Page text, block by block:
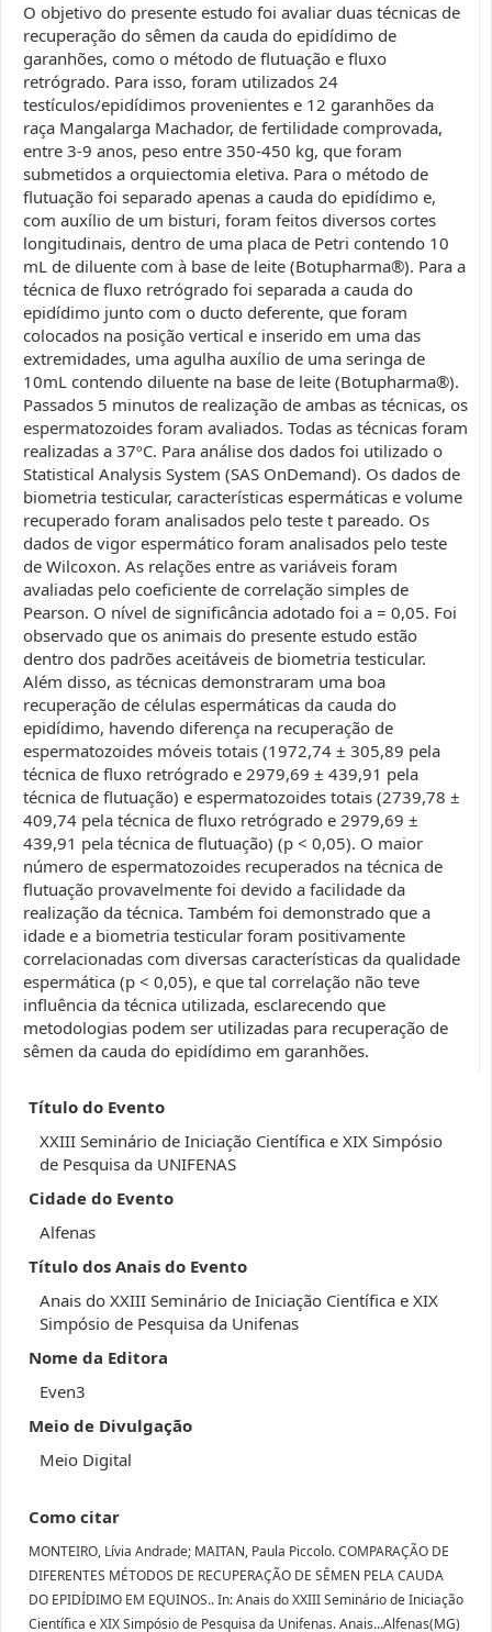
O objetivo do presente estudo foi avaliar duas técnicas de
recuperação do sêmen da cauda do epidídimo de
garanhões, como o método de flutuação e fluxo
retrógrado. Para isso, foram utilizados 24
testículos/epidídimos provenientes e 12 garanhões da
raça Mangalarga Machador, de fertilidade comprovada,
entre 3-9 anos, peso entre 350-450 kg, que foram
submetidos a orquiectomia eletiva. Para o método de
flutuação foi separado apenas a cauda do epidídimo e,
com auxílio de um bisturi, foram feitos diversos cortes
longitudinais, dentro de uma placa de Petri contendo 10
mL de diluente com à base de leite (Botupharma®). Para a
técnica de fluxo retrógrado foi separada a cauda do
epidídimo junto com o ducto deferente, que foram
colocados na posição vertical e inserido em uma das
extremidades, uma agulha auxílio de uma seringa de
10mL contendo diluente na base de leite (Botupharma®).
Passados 5 minutos de realização de ambas as técnicas, os
espermatozoides foram avaliados. Todas as técnicas foram
realizadas a 37ºC. Para análise dos dados foi utilizado o
Statistical Analysis System (SAS OnDemand). Os dados de
biometria testicular, características espermáticas e volume
recuperado foram analisados pelo teste t pareado. Os
dados de vigor espermático foram analisados pelo teste
de Wilcoxon. As relações entre as variáveis foram
avaliadas pelo coeficiente de correlação simples de
Pearson. O nível de significância adotado foi a = 0,05. Foi
observado que os animais do presente estudo estão
dentro dos padrões aceitáveis de biometria testicular.
Além disso, as técnicas demonstraram uma boa
recuperação de células espermáticas da cauda do
epidídimo, havendo diferença na recuperação de
espermatozoides móveis totais (1972,74 ± 305,89 pela
técnica de fluxo retrógrado e 2979,69 ± 439,91 pela
técnica de flutuação) e espermatozoides totais (2739,78 ±
409,74 pela técnica de fluxo retrógrado e 2979,69 ±
439,91 pela técnica de flutuação) (p < 0,05). O maior
número de espermatozoides recuperados na técnica de
flutuação provavelmente foi devido a facilidade da
realização da técnica. Também foi demonstrado que a
idade e a biometria testicular foram positivamente
correlacionadas com diversas características da qualidade
espermática (p < 0,05), e que tal correlação não teve
influência da técnica utilizada, esclarecendo que
metodologias podem ser utilizadas para recuperação de
sêmen da cauda do epidídimo em garanhões.
Título do Evento
XXIII Seminário de Iniciação Científica e XIX Simpósio
de Pesquisa da UNIFENAS
Cidade do Evento
Alfenas
Título dos Anais do Evento
Anais do XXIII Seminário de Iniciação Científica e XIX
Simpósio de Pesquisa da Unifenas
Nome da Editora
Even3
Meio de Divulgação
Meio Digital
Como citar
MONTEIRO, Lívia Andrade; MAITAN, Paula Piccolo. COMPARAÇÃO DE
DIFERENTES MÉTODOS DE RECUPERAÇÃO DE SÊMEN PELA CAUDA
DO EPIDÍDIMO EM EQUINOS.. In: Anais do XXIII Seminário de Iniciação
Científica e XIX Simpósio de Pesquisa da Unifenas. Anais...Alfenas(MG)